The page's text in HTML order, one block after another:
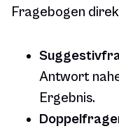
Fragebogen
Antwort
Ergebnis.